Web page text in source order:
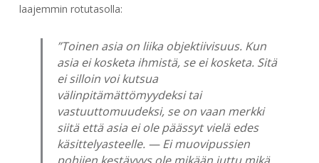
laajemmin rotutasolla:
”Toinen asia on liika objektiivisuus. Kun
asia ei kosketa ihmistä, se ei kosketa. Sitä
ei silloin voi kutsua
välinpitämättömyydeksi tai
vastuuttomuudeksi, se on vaan merkki
siitä että asia ei ole päässyt vielä edes
käsittelyasteelle. — Ei muovipussien